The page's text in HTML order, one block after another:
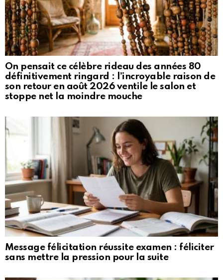
On pensait ce célèbre rideau des années 80
définitivement ringard : l’incroyable raison de
son retour en août 2026 ventile le salon et
stoppe net la moindre mouche
Message félicitation réussite examen : féliciter
sans mettre la pression pour la suite